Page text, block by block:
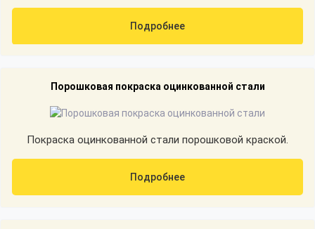
Подробнее
Порошковая покраска оцинкованной стали
Покраска оцинкованной стали порошковой краской.
Подробнее